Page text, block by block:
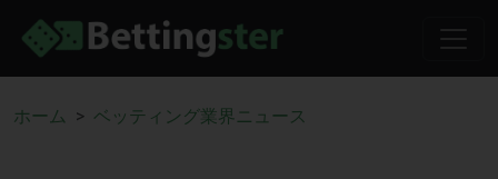
ホーム ベッティング業界ニュース